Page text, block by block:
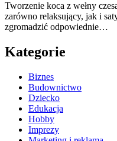
Tworzenie koca z wełny
zarówno relaksujący, jak i
zgromadzić odpowiednie…
Kategorie
Biznes
Budownictwo
Dziecko
Edukacja
Hobby
Imprezy